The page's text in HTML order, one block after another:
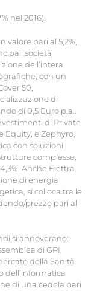
nel 2016).
valore pari al 5,2%,
società
dell’intera
con un
50,
di
di 0,5 Euro p.a..
di Private
Equity, e Zephyro,
con soluzioni
complesse,
Anche Elettra
di energia
si colloca tra le
prezzo pari al
si annoverano:
di GPI,
della Sanità
dell’informatica
di una cedola pari